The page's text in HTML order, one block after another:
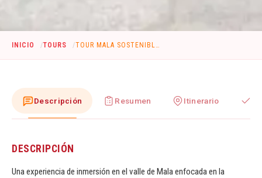
INICIO TOURS TOUR MALA SOSTENIBLE FULL DAY
Descripción Resumen Itinerario
DESCRIPCIÓN
Una experiencia de inmersión en el valle de Mala enfocada en la